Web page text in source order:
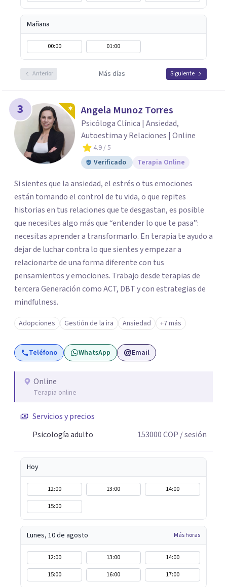
Mañana
00:00 01:00
Anterior Más días Siguiente
3 Angela Munoz Torres
Psicóloga Clínica | Ansiedad,
Autoestima y Relaciones | Online
4.9/ 5
Verificado
Terapia Online
Si sientes que la ansiedad, el estrés o tus emociones
están tomando el control de tu vida, o que repites
historias en tus relaciones que te desgastan, es posible
que necesites algo más que “entender lo que te pasa”:
necesitas aprender a transformarlo. En terapia te ayudo a
dejar de luchar contra lo que sientes y empezar a
relacionarte de una forma diferente con tus
pensamientos y emociones. Trabajo desde terapias de
tercera Generación como ACT, DBT y con estrategias de
mindfulness.
Adopciones Gestión de la ira Ansiedad +7 más
Teléfono WhatsApp Email
Online
Terapia online
Servicios y precios
Psicología adulto
153000COP / sesión
Hoy
12:00 13:00
14:00
15:00
Lunes, 10 de agosto Más horas
12:00 13:00
14:00
15:00
16:00 17:00